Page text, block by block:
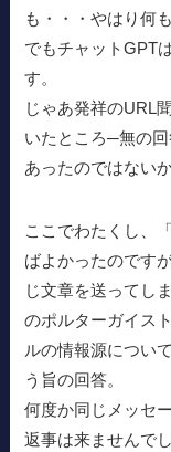
も・・・やはり何
でもチャットGPT
す。
じゃあ発祥のURL
いたところ─無の
あったのではない
ここでわたくし、
ばよかったのです
じ文章を送ってし
のポルターガイス
ルの情報源につい
う旨の回答。
何度か同じメッセ
返事は来ませんでし